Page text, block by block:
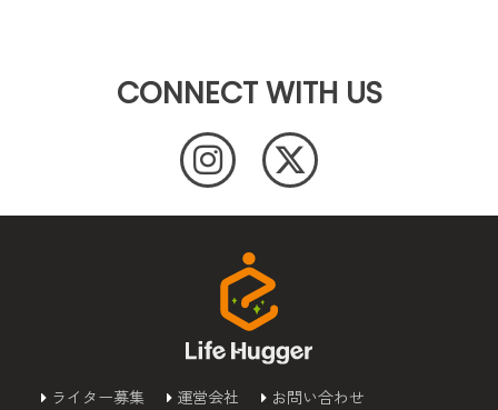
CONNECT WITH US
ライター募集 運営会社
お問い合わせ